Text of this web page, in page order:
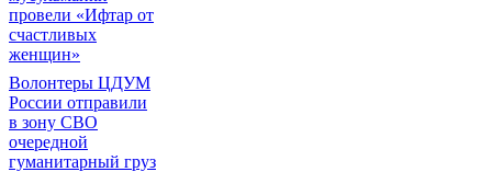
провели «Ифтар от
счастливых
женщин»
Волонтеры ЦДУМ
России отправили
в зону СВО
очередной
гуманитарный груз